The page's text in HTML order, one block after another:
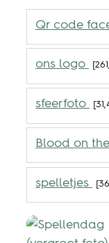
Qr code
ons logo
sfeerfoto
Blood on
spelletjes